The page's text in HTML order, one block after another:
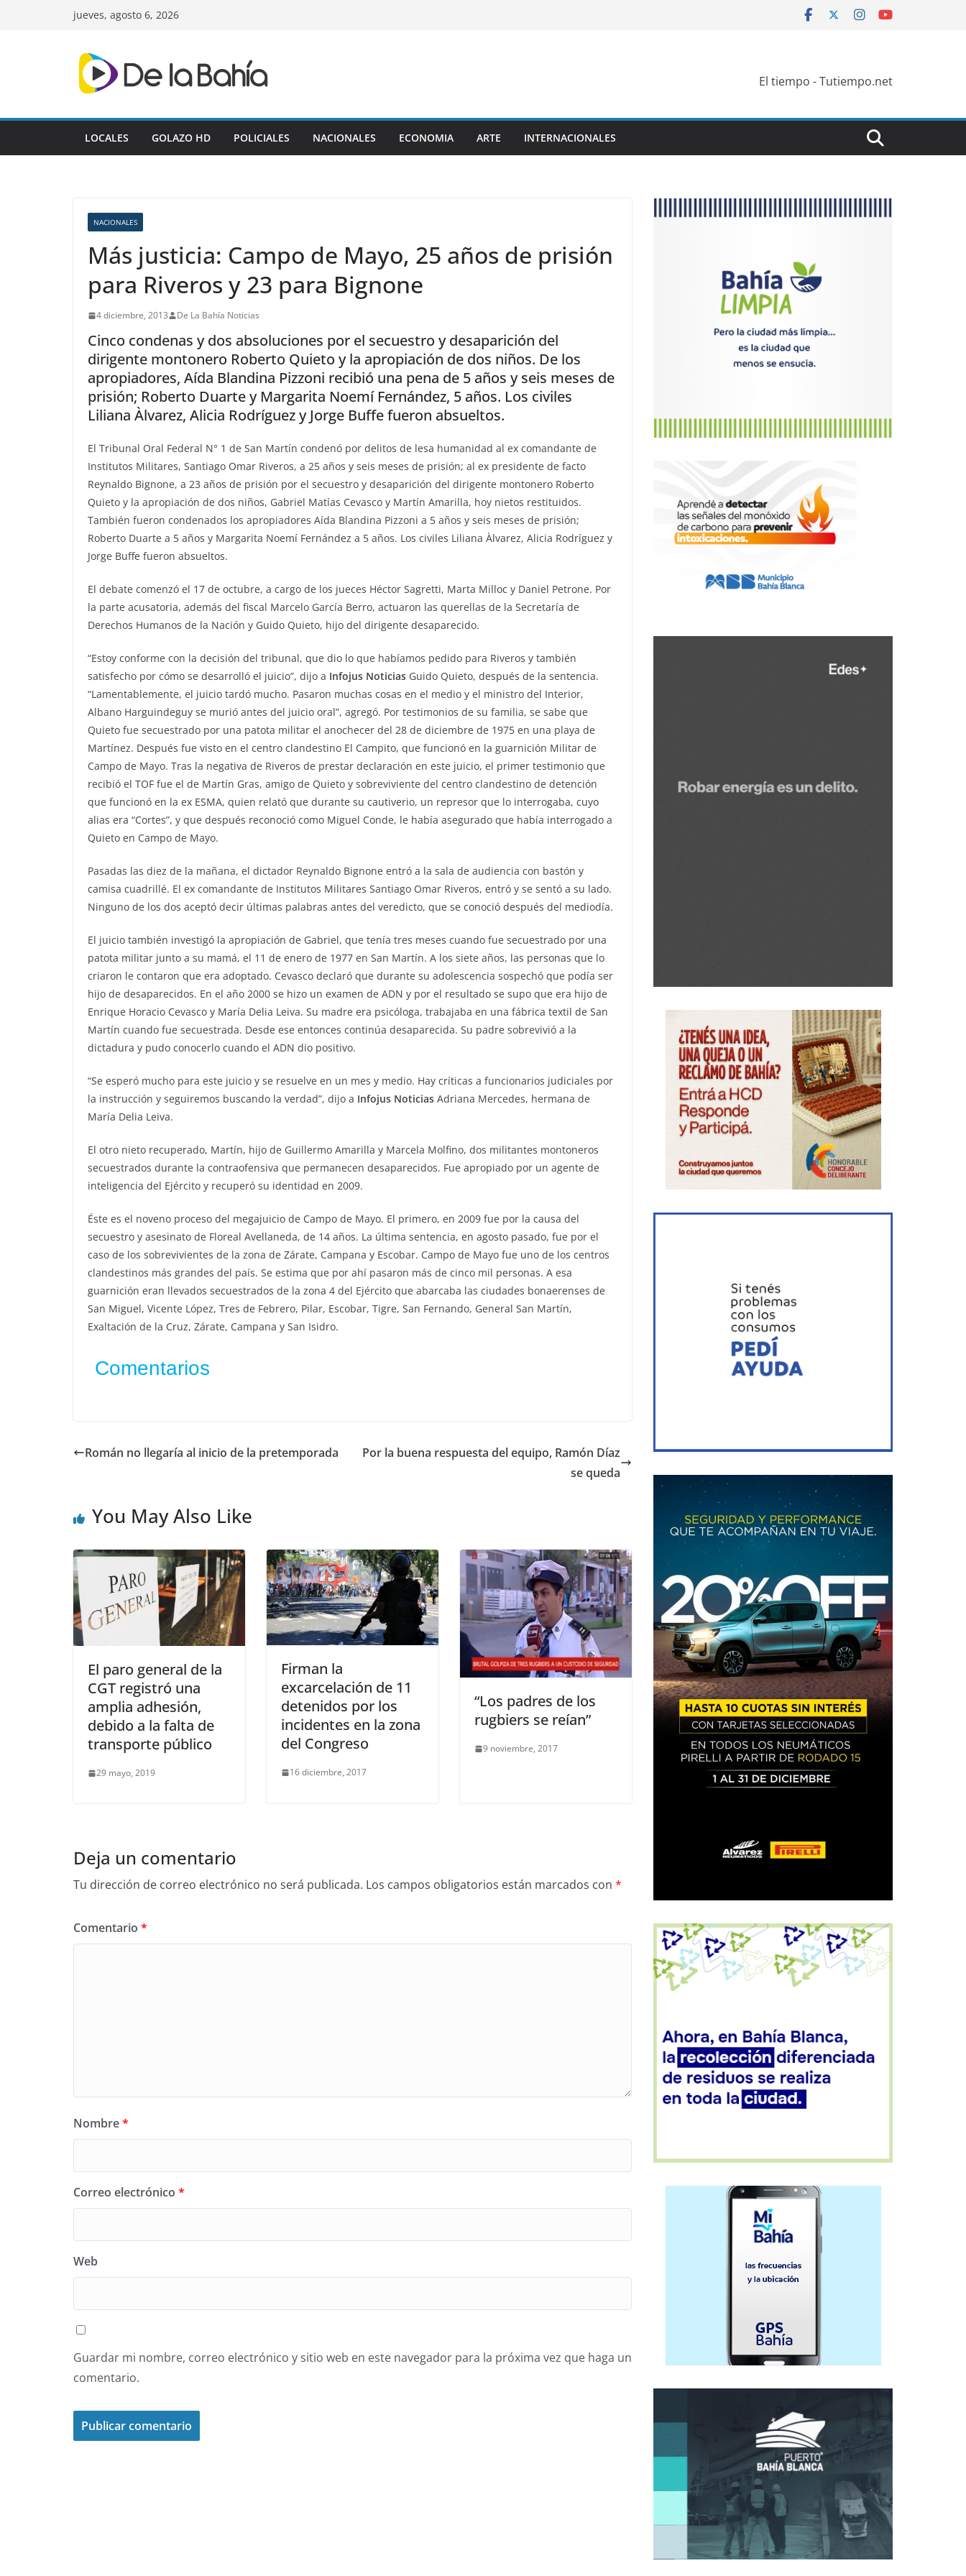
jueves, agosto 6, 2026
El tiempo - Tutiempo.net
LOCALES GOLAZO HD POLICIALES NACIONALES ECONOMIA ARTE INTERNACIONALES
NACIONALES
Más justicia: Campo de Mayo, 25 años de prisión
para Riveros y 23 para Bignone
4 diciembre, 2013 De La Bahía Noticias
Cinco condenas y dos absoluciones por el secuestro y desaparición del
dirigente montonero Roberto Quieto y la apropiación de dos niños. De los
apropiadores, Aída Blandina Pizzoni recibió una pena de 5 años y seis meses de
prisión; Roberto Duarte y Margarita Noemí Fernández, 5 años. Los civiles
Liliana Àlvarez, Alicia Rodríguez y Jorge Buffe fueron absueltos.
El Tribunal Oral Federal N° 1 de San Martín condenó por delitos de lesa humanidad al ex comandante de
Institutos Militares, Santiago Omar Riveros, a 25 años y seis meses de prisión; al ex presidente de facto
Reynaldo Bignone, a 23 años de prisión por el secuestro y desaparición del dirigente montonero Roberto
Quieto y la apropiación de dos niños, Gabriel Matías Cevasco y Martín Amarilla, hoy nietos restituidos.
También fueron condenados los apropiadores Aída Blandina Pizzoni a 5 años y seis meses de prisión;
Roberto Duarte a 5 años y Margarita Noemí Fernández a 5 años. Los civiles Liliana Àlvarez, Alicia Rodríguez y
Jorge Buffe fueron absueltos.
El debate comenzó el 17 de octubre, a cargo de los jueces Héctor Sagretti, Marta Milloc y Daniel Petrone. Por
la parte acusatoria, además del fiscal Marcelo García Berro, actuaron las querellas de la Secretaría de
Derechos Humanos de la Nación y Guido Quieto, hijo del dirigente desaparecido.
“Estoy conforme con la decisión del tribunal, que dio lo que habíamos pedido para Riveros y también
satisfecho por cómo se desarrolló el juicio”, dijo a Infojus Noticias Guido Quieto, después de la sentencia.
“Lamentablemente, el juicio tardó mucho. Pasaron muchas cosas en el medio y el ministro del Interior,
Albano Harguindeguy se murió antes del juicio oral”, agregó. Por testimonios de su familia, se sabe que
Quieto fue secuestrado por una patota militar el anochecer del 28 de diciembre de 1975 en una playa de
Martínez. Después fue visto en el centro clandestino El Campito, que funcionó en la guarnición Militar de
Campo de Mayo. Tras la negativa de Riveros de prestar declaración en este juicio, el primer testimonio que
recibió el TOF fue el de Martín Gras, amigo de Quieto y sobreviviente del centro clandestino de detención
que funcionó en la ex ESMA, quien relató que durante su cautiverio, un represor que lo interrogaba, cuyo
alias era “Cortes”, y que después reconoció como Miguel Conde, le había asegurado que había interrogado a
Quieto en Campo de Mayo.
Pasadas las diez de la mañana, el dictador Reynaldo Bignone entró a la sala de audiencia con bastón y
camisa cuadrillé. El ex comandante de Institutos Militares Santiago Omar Riveros, entró y se sentó a su lado.
Ninguno de los dos aceptó decir últimas palabras antes del veredicto, que se conoció después del mediodía.
El juicio también investigó la apropiación de Gabriel, que tenía tres meses cuando fue secuestrado por una
patota militar junto a su mamá, el 11 de enero de 1977 en San Martín. A los siete años, las personas que lo
criaron le contaron que era adoptado. Cevasco declaró que durante su adolescencia sospechó que podía ser
hijo de desaparecidos. En el año 2000 se hizo un examen de ADN y por el resultado se supo que era hijo de
Enrique Horacio Cevasco y María Delia Leiva. Su madre era psicóloga, trabajaba en una fábrica textil de San
Martín cuando fue secuestrada. Desde ese entonces continúa desaparecida. Su padre sobrevivió a la
dictadura y pudo conocerlo cuando el ADN dio positivo.
“Se esperó mucho para este juicio y se resuelve en un mes y medio. Hay críticas a funcionarios judiciales por
la instrucción y seguiremos buscando la verdad”, dijo a Infojus Noticias Adriana Mercedes, hermana de
María Delia Leiva.
El otro nieto recuperado, Martín, hijo de Guillermo Amarilla y Marcela Molfino, dos militantes montoneros
secuestrados durante la contraofensiva que permanecen desaparecidos. Fue apropiado por un agente de
inteligencia del Ejército y recuperó su identidad en 2009.
Éste es el noveno proceso del megajuicio de Campo de Mayo. El primero, en 2009 fue por la causa del
secuestro y asesinato de Floreal Avellaneda, de 14 años. La última sentencia, en agosto pasado, fue por el
caso de los sobrevivientes de la zona de Zárate, Campana y Escobar. Campo de Mayo fue uno de los centros
clandestinos más grandes del país. Se estima que por ahí pasaron más de cinco mil personas. A esa
guarnición eran llevados secuestrados de la zona 4 del Ejército que abarcaba las ciudades bonaerenses de
San Miguel, Vicente López, Tres de Febrero, Pilar, Escobar, Tigre, San Fernando, General San Martín,
Exaltación de la Cruz, Zárate, Campana y San Isidro.
Comentarios
Román no llegaría al inicio de la pretemporada
Por la buena respuesta del equipo, Ramón Díaz
se queda
You May Also Like
El paro general de la
CGT registró una
amplia adhesión,
debido a la falta de
transporte público
29 mayo, 2019
Firman la
excarcelación de 11
detenidos por los
incidentes en la zona
del Congreso
16 diciembre, 2017
“Los padres de los
rugbiers se reían”
9 noviembre, 2017
Deja un comentario
Tu dirección de correo electrónico no será publicada. Los campos obligatorios están marcados con *
Comentario *
Nombre*
Correo electrónico *
Web
Guardar mi nombre, correo electrónico y sitio web en este navegador para la próxima vez que haga un
comentario.